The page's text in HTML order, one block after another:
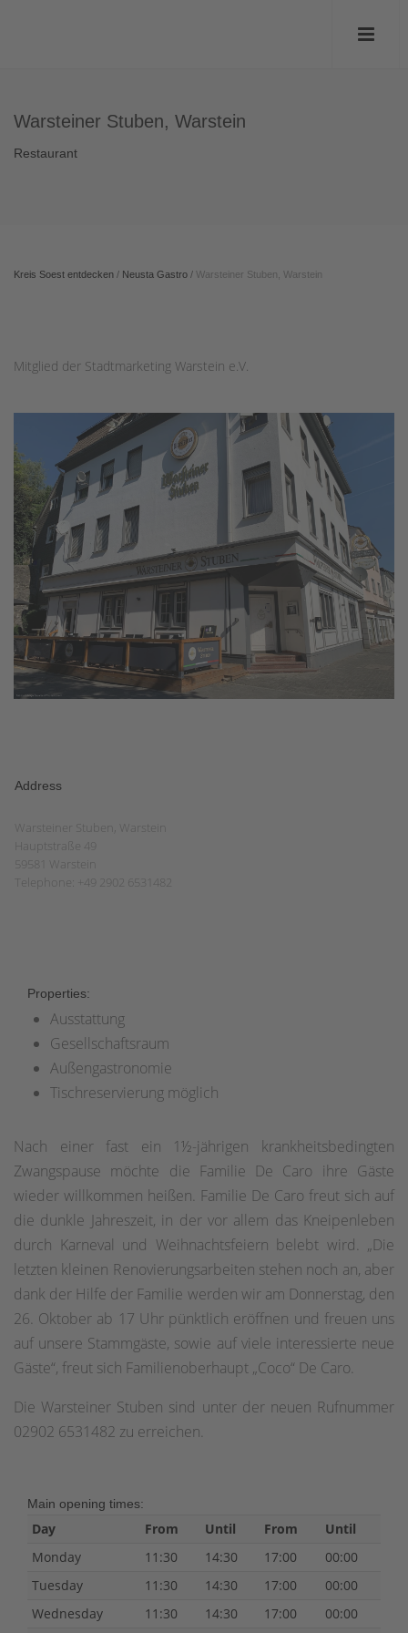
Warsteiner Stuben, Warstein
Restaurant
Kreis Soest entdecken / Neusta Gastro / Warsteiner Stuben, Warstein
Mitglied der Stadtmarketing Warstein e.V.
Address
Warsteiner Stuben, Warstein
Hauptstraße 49
59581 Warstein
Telephone: +49 2902 6531482
Properties:
Ausstattung
Gesellschaftsraum
Außengastronomie
Tischreservierung möglich
Nach einer fast ein 1½-jährigen krankheitsbedingten
Zwangspause möchte die Familie De Caro ihre Gäste
wieder willkommen heißen. Familie De Caro freut sich auf
die dunkle Jahreszeit, in der vor allem das Kneipenleben
durch Karneval und Weihnachtsfeiern belebt wird. „Die
letzten kleinen Renovierungsarbeiten stehen noch an, aber
dank der Hilfe der Familie werden wir am Donnerstag, den
26. Oktober ab 17 Uhr pünktlich eröffnen und freuen uns
auf unsere Stammgäste, sowie auf viele interessierte neue
Gäste“, freut sich Familienoberhaupt „Coco“ De Caro.
Die Warsteiner Stuben sind unter der neuen Rufnummer
02902 6531482 zu erreichen.
Main opening times:
Day From Until From
Until
Monday
11:30 14:30 17:00
00:00
Tuesday
11:30 14:30 17:00
00:00
Wednesday
11:30 14:30 17:00
00:00